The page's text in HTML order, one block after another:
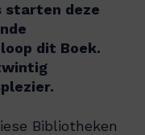
starten deze
dit Boek.
Bibliotheken